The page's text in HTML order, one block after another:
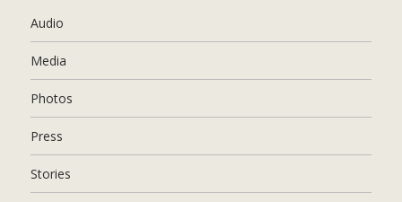
Audio
Media
Photos
Press
Stories